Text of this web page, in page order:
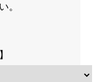
。